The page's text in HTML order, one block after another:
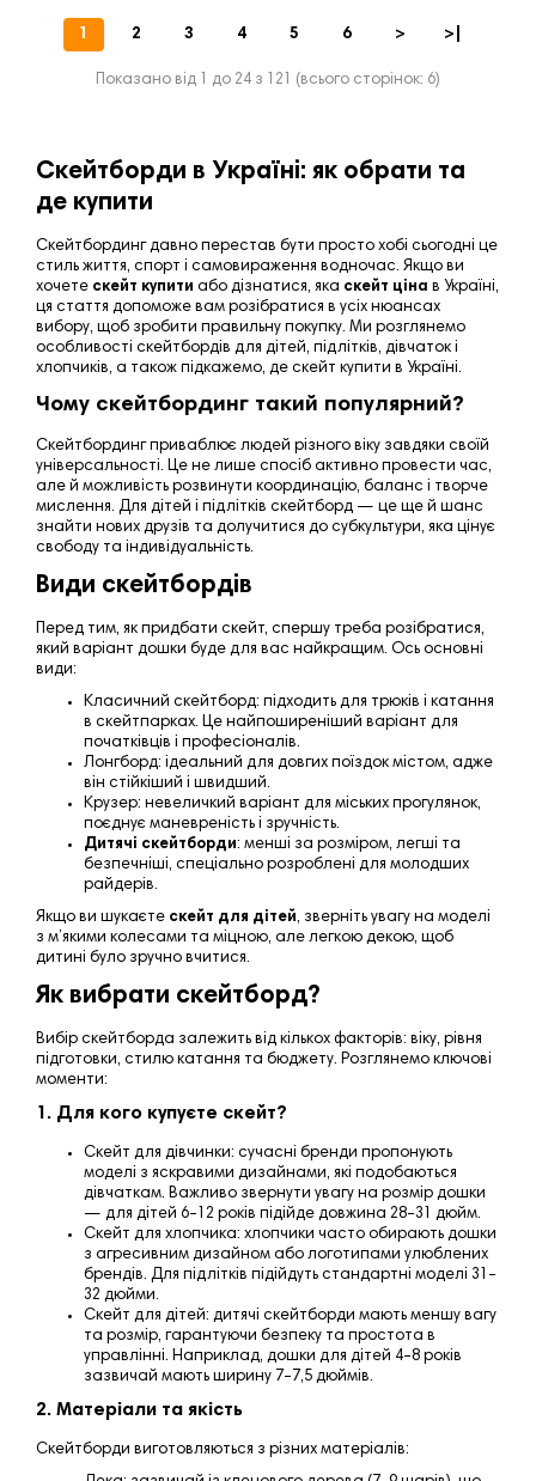
1 2 3 4 5 6 > >|
Показано від 1 до 24 з 121 (всього сторінок: 6)
Скейтборди в Україні: як обрати та
де купити
Скейтбординг давно перестав бути просто хобі сьогодні це
стиль життя, спорт і самовираження водночас. Якщо ви
хочете скейт купити або дізнатися, яка скейт ціна в Україні,
ця стаття допоможе вам розібратися в усіх нюансах
вибору, щоб зробити правильну покупку. Ми розглянемо
особливості скейтбордів для дітей, підлітків, дівчаток і
хлопчиків, а також підкажемо, де скейт купити в Україні.
Чому скейтбординг такий популярний?
Скейтбординг приваблює людей різного віку завдяки своїй
універсальності. Це не лише спосіб активно провести час,
але й можливість розвинути координацію, баланс і творче
мислення. Для дітей і підлітків скейтборд — це ще й шанс
знайти нових друзів та долучитися до субкультури, яка цінує
свободу та індивідуальність.
Види скейтбордів
Перед тим, як придбати скейт, спершу треба розібратися,
який варіант дошки буде для вас найкращим. Ось основні
види:
Класичний скейтборд: підходить для трюків і катання
в скейтпарках. Це найпоширеніший варіант для
початківців і професіоналів.
Лонгборд: ідеальний для довгих поїздок містом, адже
він стійкіший і швидший.
Крузер: невеличкий варіант для міських прогулянок,
поєднує маневреність і зручність.
Дитячі скейтборди: менші за розміром, легші та
безпечніші, спеціально розроблені для молодших
райдерів.
Якщо ви шукаєте скейт для дітей, зверніть увагу на моделі
з м’якими колесами та міцною, але легкою декою, щоб
дитині було зручно вчитися.
Як вибрати скейтборд?
Вибір скейтборда залежить від кількох факторів: віку, рівня
підготовки, стилю катання та бюджету. Розглянемо ключові
моменти:
1. Для кого купуєте скейт?
Скейт для дівчинки: сучасні бренди пропонують
моделі з яскравими дизайнами, які подобаються
дівчаткам. Важливо звернути увагу на розмір дошки
— для дітей 6–12 років підійде довжина 28–31 дюйм.
Скейт для хлопчика: хлопчики часто обирають дошки
з агресивним дизайном або логотипами улюблених
брендів. Для підлітків підійдуть стандартні моделі 31–
32 дюйми.
Скейт для дітей: дитячі скейтборди мають меншу вагу
та розмір, гарантуючи безпеку та простота в
управлінні. Наприклад, дошки для дітей 4–8 років
зазвичай мають ширину 7–7,5 дюймів.
2. Матеріали та якість
Скейтборди виготовляються з різних матеріалів: